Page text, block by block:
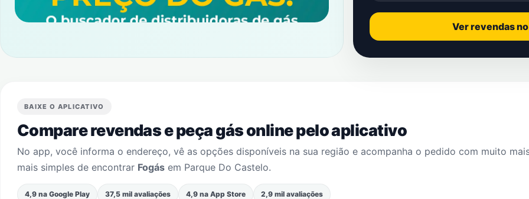
Ver revendas
BAIXE O APLICATIVO
Compare revendas e peça gás online pelo aplicativo
No app, você informa o endereço, vê as opções disponíveis na sua região e acompanha o pedido com muito
mais simples de encontrar Fogás em Parque Do Castelo.
4,9 na Google Play 37,5 mil avaliações 4,9 na App Store 2,9 mil avaliações